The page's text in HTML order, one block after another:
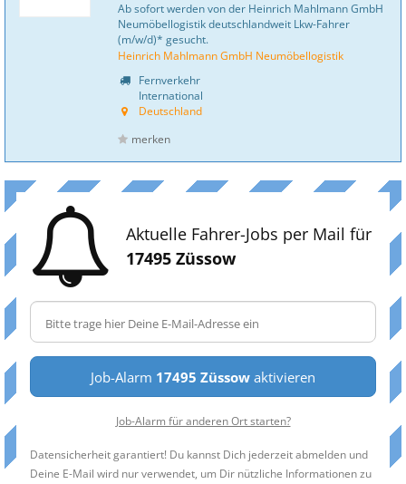
Ab sofort werden von der Heinrich Mahlmann GmbH
Neumöbellogistik deutschlandweit Lkw-Fahrer
(m/w/d)* gesucht.
Heinrich Mahlmann GmbH Neumöbellogistik
Fernverkehr
International
Deutschland
merken
Aktuelle Fahrer-Jobs per Mail für
17495 Züssow
Job-Alarm 17495 Züssow aktivieren
Job-Alarm für anderen Ort starten?
Datensicherheit garantiert! Du kannst Dich jederzeit abmelden und
Deine E-Mail wird nur verwendet, um Dir nützliche Informationen zu